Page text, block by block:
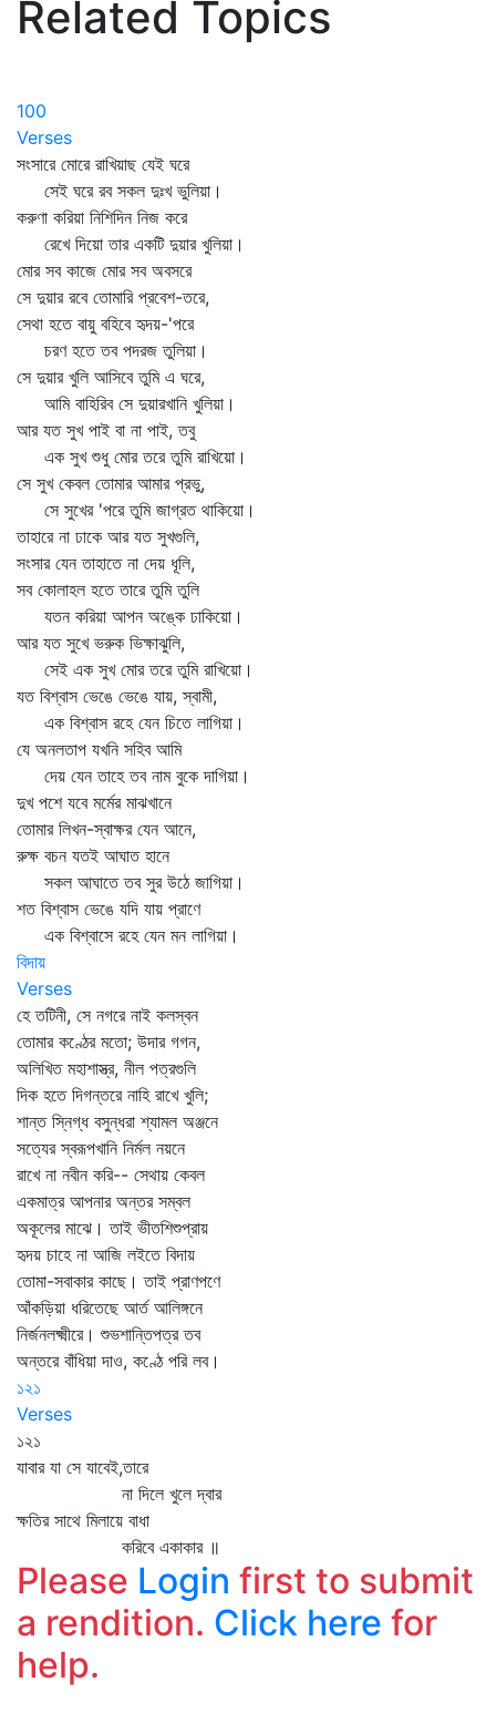
Related Topics
100
Verses
সংসারে মোরে রাখিয়াছ যেই ঘরে
সেই ঘরে রব সকল দুঃখ ভুলিয়া।
করুণা করিয়া নিশিদিন নিজ করে
রেখে দিয়ো তার একটি দুয়ার খুলিয়া।
মোর সব কাজে মোর সব অবসরে
সে দুয়ার রবে তোমারি প্রবেশ-তরে,
সেথা হতে বায়ু বহিবে হৃদয়-'পরে
চরণ হতে তব পদরজ তুলিয়া।
সে দুয়ার খুলি আসিবে তুমি এ ঘরে,
আমি বাহিরিব সে দুয়ারখানি খুলিয়া।
আর যত সুখ পাই বা না পাই, তবু
এক সুখ শুধু মোর তরে তুমি রাখিয়ো।
সে সুখ কেবল তোমার আমার প্রভু,
সে সুখের 'পরে তুমি জাগ্রত থাকিয়ো।
তাহারে না ঢাকে আর যত সুখগুলি,
সংসার যেন তাহাতে না দেয় ধূলি,
সব কোলাহল হতে তারে তুমি তুলি
যতন করিয়া আপন অঙ্কে ঢাকিয়ো।
আর যত সুখে ভরুক ভিক্ষাঝুলি,
সেই এক সুখ মোর তরে তুমি রাখিয়ো।
যত বিশ্বাস ভেঙে ভেঙে যায়, স্বামী,
এক বিশ্বাস রহে যেন চিতে লাগিয়া।
যে অনলতাপ যখনি সহিব আমি
দেয় যেন তাহে তব নাম বুকে দাগিয়া।
দুখ পশে যবে মর্মের মাঝখানে
তোমার লিখন-স্বাক্ষর যেন আনে,
রুক্ষ বচন যতই আঘাত হানে
সকল আঘাতে তব সুর উঠে জাগিয়া।
শত বিশ্বাস ভেঙে যদি যায় প্রাণে
এক বিশ্বাসে রহে যেন মন লাগিয়া।
বিদায়
Verses
হে তটিনী, সে নগরে নাই কলস্বন
তোমার কণ্ঠের মতো; উদার গগন,
অলিখিত মহাশাস্ত্র, নীল পত্রগুলি
দিক হতে দিগন্তরে নাহি রাখে খুলি;
শান্ত স্নিগ্ধ বসুন্ধরা শ্যামল অঞ্জনে
সত্যের স্বরূপখানি নির্মল নয়নে
রাখে না নবীন করি-- সেথায় কেবল
একমাত্র আপনার অন্তর সম্বল
অকূলের মাঝে। তাই ভীতশিশুপ্রায়
হৃদয় চাহে না আজি লইতে বিদায়
তোমা-সবাকার কাছে। তাই প্রাণপণে
আঁকড়িয়া ধরিতেছে আর্ত আলিঙ্গনে
নির্জনলক্ষ্মীরে। শুভশান্তিপত্র তব
অন্তরে বাঁধিয়া দাও, কণ্ঠে পরি লব।
১২১
Verses
১২১
যাবার যা সে যাবেই,তারে
না দিলে খুলে দ্বার
ক্ষতির সাথে মিলায়ে বাধা
করিবে একাকার ॥
Please Login first to submit
a rendition. Click here for
help.